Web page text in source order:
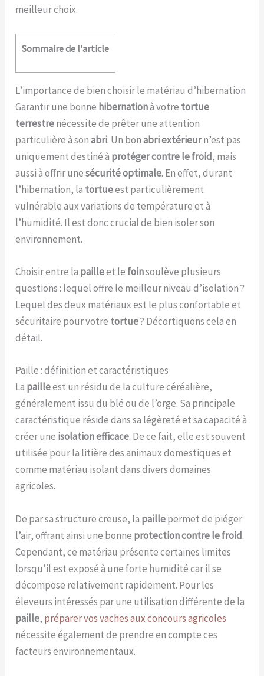
meilleur choix.
Sommaire de l'article
L’importance de bien choisir le matériau d’hibernation
Garantir une bonne hibernationà votre tortue
terrestrenécessite de prêter une attention
particulière à sonabri. Un bonabri extérieurn’est pas
uniquement destiné à protéger contre le froid, mais
aussi à offrir unesécurité optimale. En effet, durant
l’hibernation, la tortueest particulièrement
vulnérable aux variations de température et à
l’humidité. Il est donc crucial de bien isoler son
environnement.
Choisir entre la pailleet le foinsoulève plusieurs
questions : lequel offre le meilleur niveau d’isolation ?
Lequel des deux matériaux est le plus confortable et
sécuritaire pour votre tortue? Décortiquons cela en
détail.
Paille : définition et caractéristiques
La pailleest un résidu de la culture céréalière,
généralement issu du blé ou de l’orge. Sa principale
caractéristique réside dans sa légèreté et sa capacité à
créer une isolation efficace. De ce fait, elle est souvent
utilisée pour la litière des animaux domestiques et
comme matériau isolant dans divers domaines
agricoles.
De par sa structure creuse, la paillepermet de piéger
l’air, offrant ainsi une bonne protection contre le froid.
Cependant, ce matériau présente certaines limites
lorsqu’il est exposé à une forte humidité car il se
décompose relativement rapidement. Pour les
éleveurs intéressés par une utilisation différente de la
paille, préparer vos vaches aux concours agricoles
nécessite également de prendre en compte ces
facteurs environnementaux.